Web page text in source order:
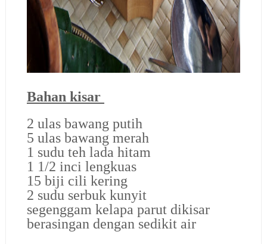
Bahan kisar
2 ulas bawang putih
5 ulas bawang merah
1 sudu teh lada hitam
1 1/2 inci lengkuas
15 biji cili kering
2 sudu serbuk kunyit
segenggam kelapa parut dikisar
berasingan dengan sedikit air